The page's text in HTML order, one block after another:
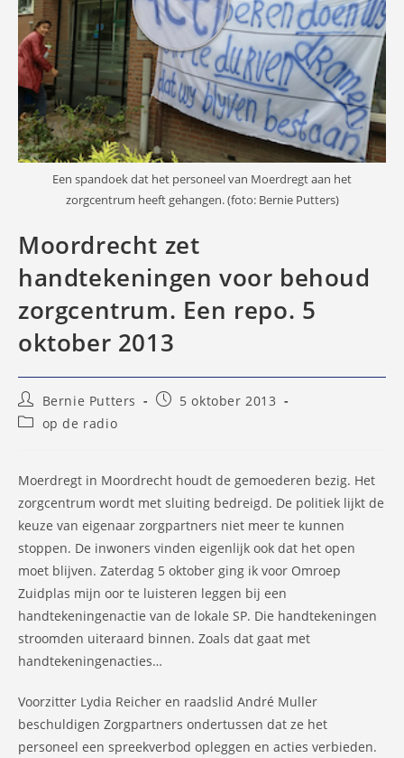
Een spandoek dat het personeel van Moerdregt aan het
zorgcentrum heeft gehangen. (foto: Bernie Putters)
Moordrecht zet
handtekeningen voor behoud
zorgcentrum. Een repo. 5
oktober 2013
Bericht
auteur:
Bernie Putters
Bericht5 oktober 2013
Berichtcategorie:
op de radio
Moerdregt in Moordrecht houdt de gemoederen bezig. Het
zorgcentrum wordt met sluiting bedreigd. De politiek lijkt de
keuze van eigenaar zorgpartners niet meer te kunnen
stoppen. De inwoners vinden eigenlijk ook dat het open
moet blijven. Zaterdag 5 oktober ging ik voor Omroep
Zuidplas mijn oor te luisteren leggen bij een
handtekeningenactie van de lokale SP. Die handtekeningen
stroomden uiteraard binnen. Zoals dat gaat met
handtekeningenacties…
Voorzitter Lydia Reicher en raadslid André Muller
beschuldigen Zorgpartners ondertussen dat ze het
personeel een spreekverbod opleggen en acties verbieden.